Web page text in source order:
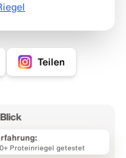
Teilen
Proteinriegel getestet